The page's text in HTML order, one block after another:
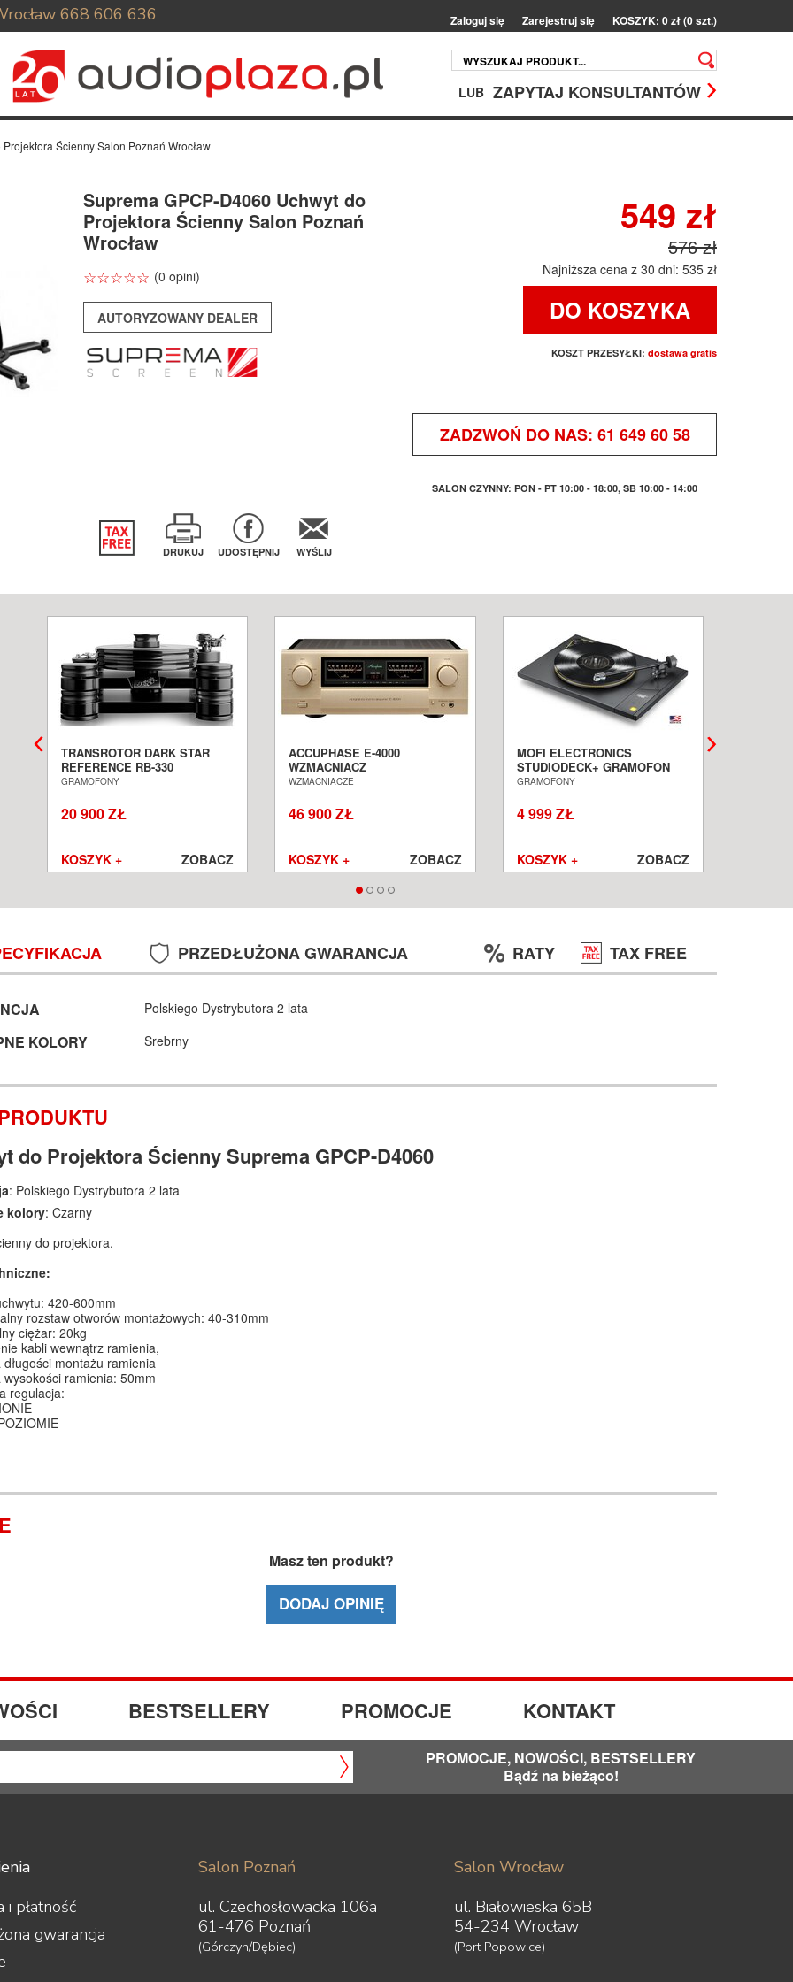
668 606 636 Zaloguj się Zarejestruj się KOSZYK: 0 zł (0 szt.)
LUB ZAPYTAJ KONSULTANTÓW
Ścienny Salon Poznań Wrocław
Suprema GPCP-D4060 Uchwyt do
Projektora Ścienny Salon Poznań
Wrocław
☆☆☆☆☆
★★★★★ (0 opini)
AUTORYZOWANY DEALER
549 zł
576 zł
Najniższa cena z 30 dni: 535 zł
DO KOSZYKA
KOSZT PRZESYŁKI: dostawa gratis
ZADZWOŃ DO NAS: 61 649 60 58
SALON CZYNNY: PON - PT 10:00 - 18:00, SB 10:00 - 14:00
DRUKUJ UDOSTĘPNIJ WYŚLIJ
TRANSROTOR DARK STAR
REFERENCE RB-330
GRAMOFON ANALOGOWY
GRAMOFONY
20 900 ZŁ
KOSZYK + ZOBACZ
ACCUPHASE E-4000
WZMACNIACZ
ZINTEGROWANY SALON
WZMACNIACZE
46 900 ZŁ
KOSZYK + ZOBACZ
MOFI ELECTRONICS
STUDIODECK+ GRAMOFON
SALON POZNAŃ WROCŁAW
GRAMOFONY
4 999 ZŁ
KOSZYK + ZOBACZ
PRZEDŁUŻONA GWARANCJA RATY TAX FREE
Polskiego Dystrybutora 2 lata
KOLORY Srebrny
do Projektora Ścienny Suprema GPCP-D4060
: Polskiego Dystrybutora 2 lata
kolory: Czarny
do projektora.
420-600mm
rozstaw otworów montażowych: 40-310mm
ciężar: 20kg
kabli wewnątrz ramienia,
długości montażu ramienia
wysokości ramienia: 50mm
regulacja:
Masz ten produkt?
DODAJ OPINIĘ
BESTSELLERY PROMOCJE KONTAKT
PROMOCJE, NOWOŚCI, BESTSELLERY
Bądź na bieżąco!
i płatność
gwarancja
Salon Poznań
ul. Czechosłowacka 106a
61-476 Poznań
(Górczyn/Dębiec)
Salon Wrocław
ul. Białowieska 65B
54-234 Wrocław
(Port Popowice)